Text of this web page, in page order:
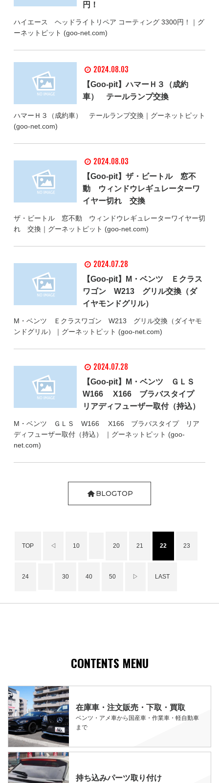
円！
ハイエース ヘッドライトリペア コーティング 3300円！｜グ
ーネットピット (goo-net.com)
2024.08.03
【Goo-pit】ハマーＨ３（成約
車） テールランプ交換
ハマーＨ３（成約車） テールランプ交換｜グーネットピット
(goo-net.com)
2024.08.03
【Goo-pit】ザ・ビートル 窓不
動 ウィンドウレギュレーターワ
イヤー切れ 交換
ザ・ビートル 窓不動 ウィンドウレギュレーターワイヤー切
れ 交換｜グーネットピット (goo-net.com)
2024.07.28
【Goo-pit】M・ベンツ Ｅクラス
ワゴン W213 グリル交換（ダ
イヤモンドグリル）
M・ベンツ Ｅクラスワゴン W213 グリル交換（ダイヤモ
ンドグリル）｜グーネットピット (goo-net.com)
2024.07.28
【Goo-pit】M・ベンツ ＧＬＳ
W166 X166 ブラバスタイプ
リアディフューザー取付（持込）
M・ベンツ ＧＬＳ W166 X166 ブラバスタイプ リア
ディフューザー取付（持込） ｜グーネットピット (goo-
net.com)
BLOGTOP
TOP ◁ 10 20 21 22 23
24 30 40 50 ▷ LAST
CONTENTS MENU
在庫車・注文販売・下取・買取
ベンツ・アメ車から国産車・作業車・軽自動車
まで
持ち込みパーツ取り付け